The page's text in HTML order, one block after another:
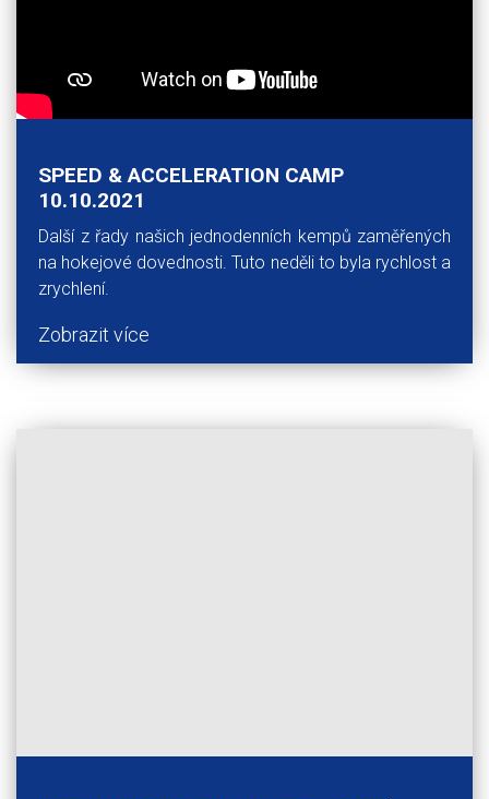
SPEED & ACCELERATION CAMP
10.10.2021
Další z řady našich jednodenních kempů zaměřených
na hokejové dovednosti. Tuto neděli to byla rychlost a
zrychlení.
Zobrazit více